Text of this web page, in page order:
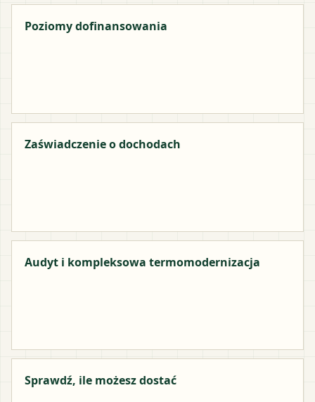
Poziomy dofinansowania
Zaświadczenie o dochodach
Audyt i kompleksowa termomodernizacja
Sprawdź, ile możesz dostać